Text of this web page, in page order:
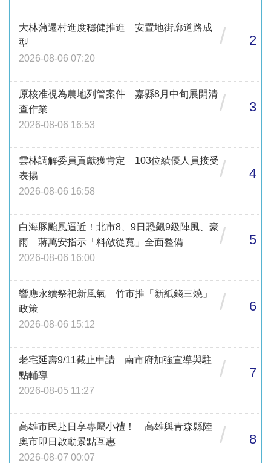
大林蒲遷村進度穩健推進 安置地街廓道路成
型
2026-08-06 07:20
/ 2
原核准視為農地列管案件 嘉縣8月中旬展開清
查作業
2026-08-06 16:53
/ 3
雲林調解委員貢獻獲肯定 103位績優人員接受
表揚
2026-08-06 16:58
/ 4
白海豚颱風逼近！北市8、9日恐飆9級陣風、豪
雨 蔣萬安指示「料敵從寬」全面整備
2026-08-06 16:00
/ 5
響應永續祭祀新風氣 竹市推「新紙錢三燒」
政策
2026-08-06 15:12
/ 6
老宅延壽9/11截止申請 南市府加強宣導與駐
點輔導
2026-08-05 11:27
/ 7
高雄市民赴日享專屬小禮！ 高雄與青森縣陸
奧市即日啟動景點互惠
2026-08-07 00:07
/ 8